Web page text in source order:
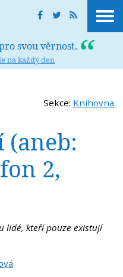
svou věrnost.
na každý den
Sekce: Knihovna
(aneb:
2,
lidé, kteří pouze existují